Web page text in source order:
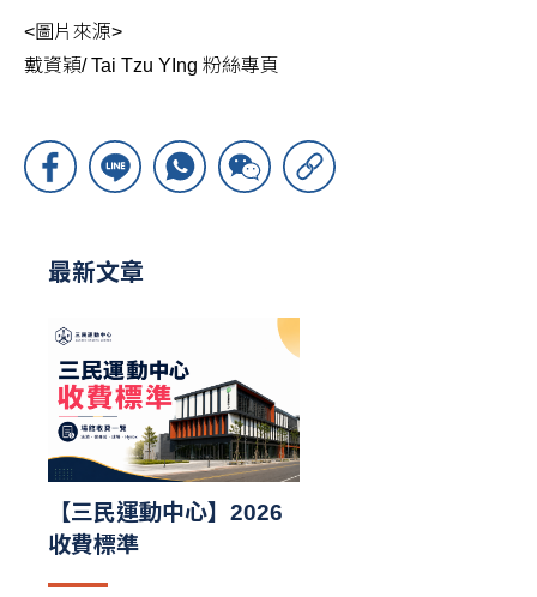
<圖片來源>
戴資穎/ Tai Tzu YIng 粉絲專頁
最新文章
【三民運動中心】2026
收費標準